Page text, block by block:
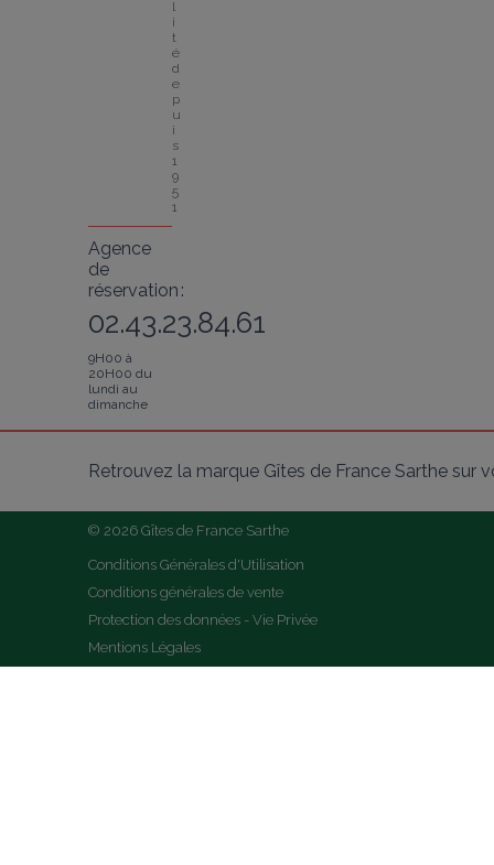
l
i
t
é
d
e
p
u
i
s
1
9
5
1
Agence
de
réservation :
02.43.23.84.61
9H00 à
20H00 du
lundi au
dimanche
Retrouvez la marque Gîtes de France Sarthe sur
© 2026 Gîtes de France Sarthe
Conditions Générales d'Utilisation
Conditions générales de vente
Protection des données - Vie Privée
Mentions Légales